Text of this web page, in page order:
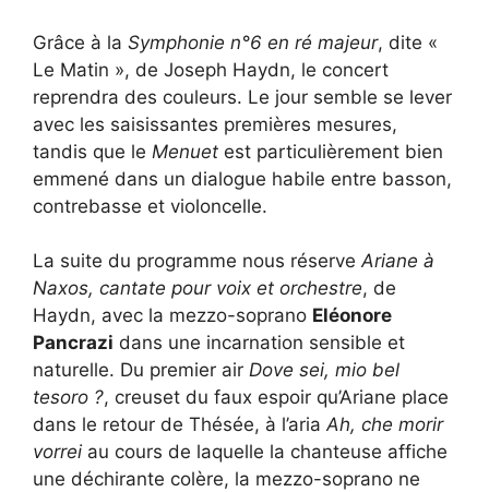
Grâce à la Symphonie n°6 en ré majeur, dite «
Le Matin », de Joseph Haydn, le concert
reprendra des couleurs. Le jour semble se lever
avec les saisissantes premières mesures,
tandis que le Menuet est particulièrement bien
emmené dans un dialogue habile entre basson,
contrebasse et violoncelle.
La suite du programme nous réserveAriane à
Naxos, cantate pour voix et orchestre, de
Haydn, avec la mezzo-soprano Eléonore
Pancrazi dans une incarnation sensible et
naturelle. Du premier air Dove sei, mio bel
tesoro ?, creuset du faux espoir qu’Ariane place
dans le retour de Thésée, à l’ariaAh, che morir
vorrei au cours de laquelle la chanteuse affiche
une déchirante colère, la mezzo-soprano ne